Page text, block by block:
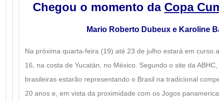
Chegou o momento da Copa
Mario Roberto Dubeux e Karoline
Na próxima quarta-feira (19) até 23 de julho estará em curso
16, na costa de Yucatán, no México. Segundo o site da
brasileiras estarão representando o Brasil na tradicional
20 anos e, em vista da proximidade com os Jogos